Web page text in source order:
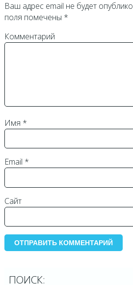
Ваш адрес email не будет
поля помечены *
Комментарий
Имя *
Email *
Сайт
ПОИСК: